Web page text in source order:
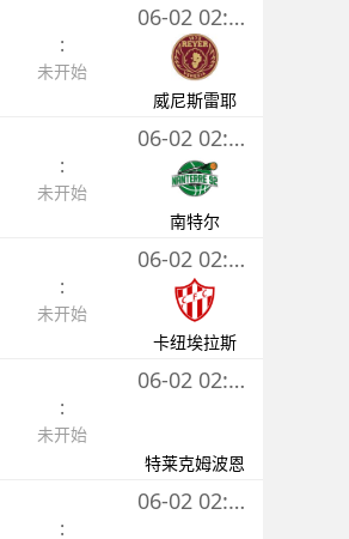
:
未开始
06-02 02:00
威尼斯雷耶
:
未开始
06-02 02:00
南特尔
:
未开始
06-02 02:30
卡纽埃拉斯
:
未开始
06-02 02:30
特莱克姆波恩
:
06-02 02:45